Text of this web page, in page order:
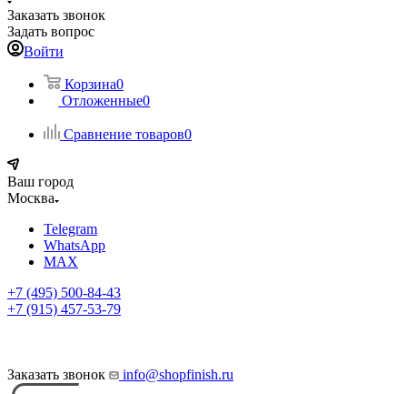
Заказать звонок
Задать вопрос
Войти
Корзина0
Отложенные0
Сравнение товаров0
Ваш город
Москва
Telegram
WhatsApp
MAX
+7 (495) 500-84-43
+7 (915) 457-53-79
Заказать звонок info@shopfinish.ru